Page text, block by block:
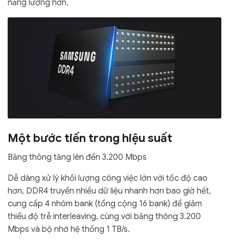
năng lượng hơn.
Một bước tiến trong hiệu suất
Băng thông tăng lên đến 3.200 Mbps
Dễ dàng xử lý khối lượng công việc lớn với tốc độ cao
hơn, DDR4 truyền nhiều dữ liệu nhanh hơn bao giờ hết,
cung cấp 4 nhóm bank (tổng cộng 16 bank) để giảm
thiểu độ trễ interleaving, cùng với băng thông 3.200
Mbps và bộ nhớ hệ thống 1 TB/s.